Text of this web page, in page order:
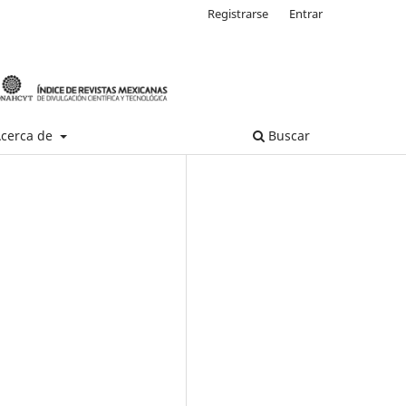
de Buscar
Registrarse Entrar